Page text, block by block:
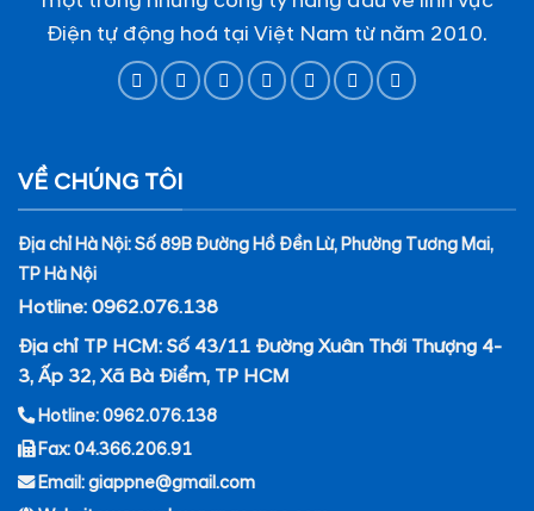
Điện tự động hoá tại Việt Nam từ năm 2010.
VỀ CHÚNG TÔI
Địa chỉ Hà Nội: Số 89B Đường Hồ Đền Lừ, Phường Tương Mai,
TP Hà Nội
Hotline: 0962.076.138
Địa chỉ TP HCM: Số 43/11 Đường Xuân Thới Thượng 4-
3, Ấp 32, Xã Bà Điểm, TP HCM
Hotline: 0962.076.138
Fax: 04.366.206.91
Email: giappne@gmail.com